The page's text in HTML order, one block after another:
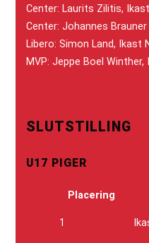
Center: Laurits Zilitis,
Center: Johannes
Libero: Simon Land, Ikast
MVP: Jeppe Boel Winther,
SLUTSTILLING
U17 PIGER
Placering
1